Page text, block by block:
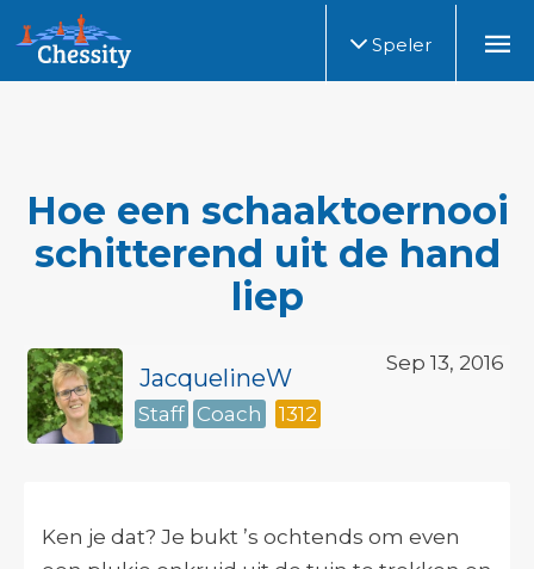
Speler
Hoe een schaaktoernooi
schitterend uit de hand
liep
Sep 13, 2016
JacquelineW
Staff Coach 1312
Ken je dat? Je bukt ’s ochtends om even